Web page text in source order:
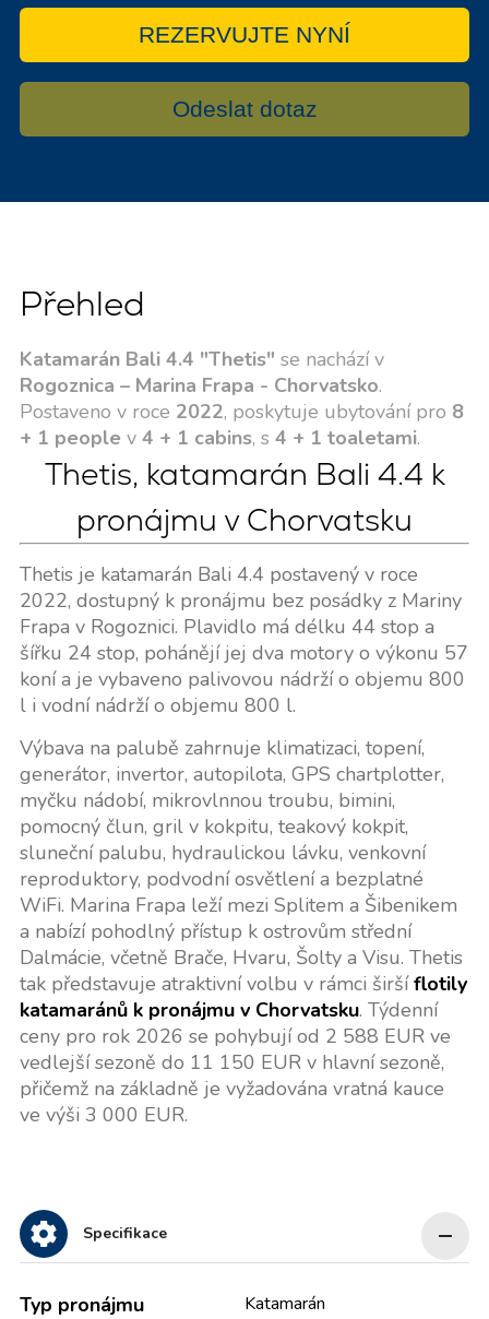
REZERVUJTE NYNÍ
Odeslat dotaz
Přehled
Katamarán Bali 4.4 "Thetis" se nachází v
Rogoznica – Marina Frapa - Chorvatsko.
Postaveno v roce 2022, poskytuje ubytování pro 8
+ 1 people v 4 + 1 cabins, s 4 + 1 toaletami.
Thetis, katamarán Bali 4.4 k
pronájmu v Chorvatsku
Thetis je katamarán Bali 4.4 postavený v roce
2022, dostupný k pronájmu bez posádky z Mariny
Frapa v Rogoznici. Plavidlo má délku 44 stop a
šířku 24 stop, pohánějí jej dva motory o výkonu 57
koní a je vybaveno palivovou nádrží o objemu 800
l i vodní nádrží o objemu 800 l.
Výbava na palubě zahrnuje klimatizaci, topení,
generátor, invertor, autopilota, GPS chartplotter,
myčku nádobí, mikrovlnnou troubu, bimini,
pomocný člun, gril v kokpitu, teakový kokpit,
sluneční palubu, hydraulickou lávku, venkovní
reproduktory, podvodní osvětlení a bezplatné
WiFi. Marina Frapa leží mezi Splitem a Šibenikem
a nabízí pohodlný přístup k ostrovům střední
Dalmácie, včetně Brače, Hvaru, Šolty a Visu. Thetis
tak představuje atraktivní volbu v rámci širšíflotily
katamaránů k pronájmu v Chorvatsku. Týdenní
ceny pro rok 2026 se pohybují od 2 588 EUR ve
vedlejší sezoně do 11 150 EUR v hlavní sezoně,
přičemž na základně je vyžadována vratná kauce
ve výši 3 000 EUR.
Specifikace
Typ pronájmu Katamarán